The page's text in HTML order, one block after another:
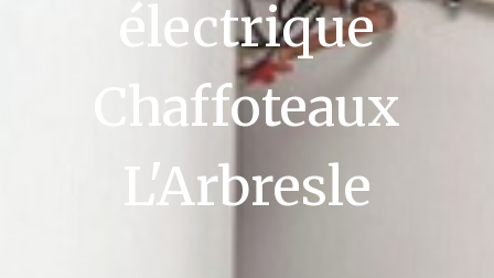
électrique
Chaffoteaux
L'Arbresle